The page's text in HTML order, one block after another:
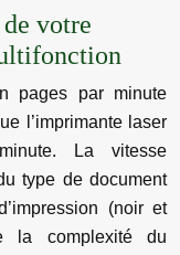
votre
pages par minute
l’imprimante laser
La vitesse
type de document
(noir et
la complexité du